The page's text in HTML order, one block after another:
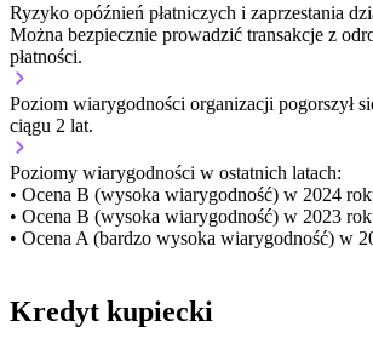
Ryzyko opóźnień płatniczych i zaprzestania
Można bezpiecznie prowadzić transakcje z
płatności.
Poziom wiarygodności organizacji pogorszył
ciągu 2 lat.
Poziomy wiarygodności w ostatnich latach:
• Ocena B (wysoka wiarygodność) w 2024
• Ocena B (wysoka wiarygodność) w 2023
• Ocena A (bardzo wysoka wiarygodność) w
Kredyt kupiecki